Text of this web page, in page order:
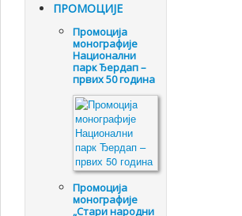
ПРОМОЦИЈЕ
Промоцијa
монографије
Национални
парк Ђердап –
првих 50 година
Промоцијa
монографије
„Стари народни